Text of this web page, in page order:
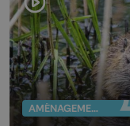
AMÉNAGEMENT DU TERRITOIRE